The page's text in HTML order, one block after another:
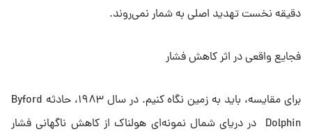
دقیقه نخست تهدید اصلی به شمار نمی‌روند.
فجایع واقعی در اثر کاهش فشار
برای مقایسه، باید به زمین نگاه کنیم. در سال ۱۹۸۳، حادثه Byford
Dolphin در دریای شمال نمونه‌ای هولناک از کاهش ناگهانی فشار